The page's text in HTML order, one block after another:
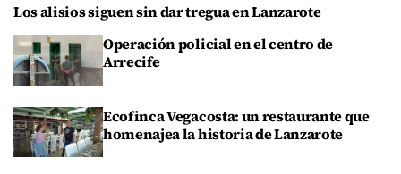
Los alisios siguen sin dar tregua en Lanzarote
Operación policial en el centro de
Arrecife
Ecofinca Vegacosta: un restaurante que
homenajea la historia de Lanzarote